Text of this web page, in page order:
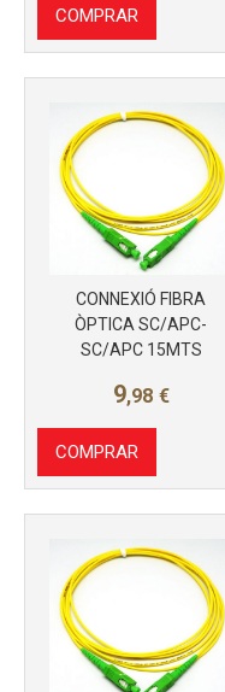
COMPRAR
CONNEXIÓ FIBRA
ÒPTICA SC/APC-
SC/APC 15MTS
9,98 €
COMPRAR
Más info